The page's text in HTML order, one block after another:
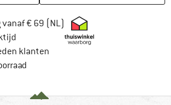
€ 69 (NL) Vind hier de
Vind de betalingsinformatie hier!
klanten